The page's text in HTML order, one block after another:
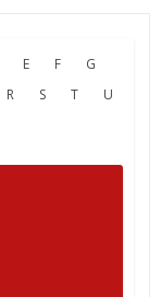
E F
G
R S T
U